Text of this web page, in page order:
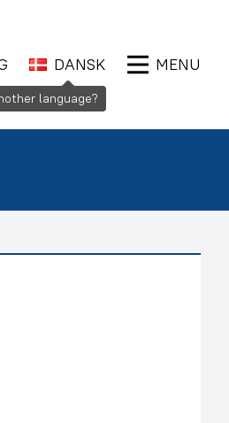
DANSK MENU
language?